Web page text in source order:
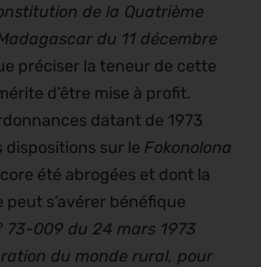
de la Quatrième
du 11 décembre
préciser la teneur de cette
d’être mise à profit.
datant de 1973
sur le Fokonolona
été abrogées et dont la
s’avérer bénéfique
73-009 du 24 mars 1973
du monde rural, pour